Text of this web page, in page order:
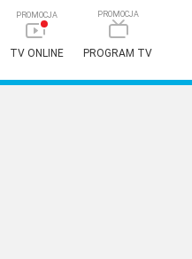
TV ONLINE PROGRAM TV